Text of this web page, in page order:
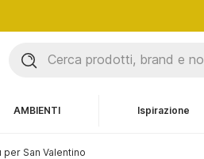
AMBIENTI Ispirazione
per San Valentino